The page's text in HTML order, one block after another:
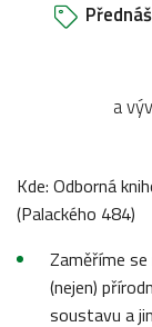
a
Kde: Odborná
(Palackého 484)
Zaměříme
(nejen)
soustavu a